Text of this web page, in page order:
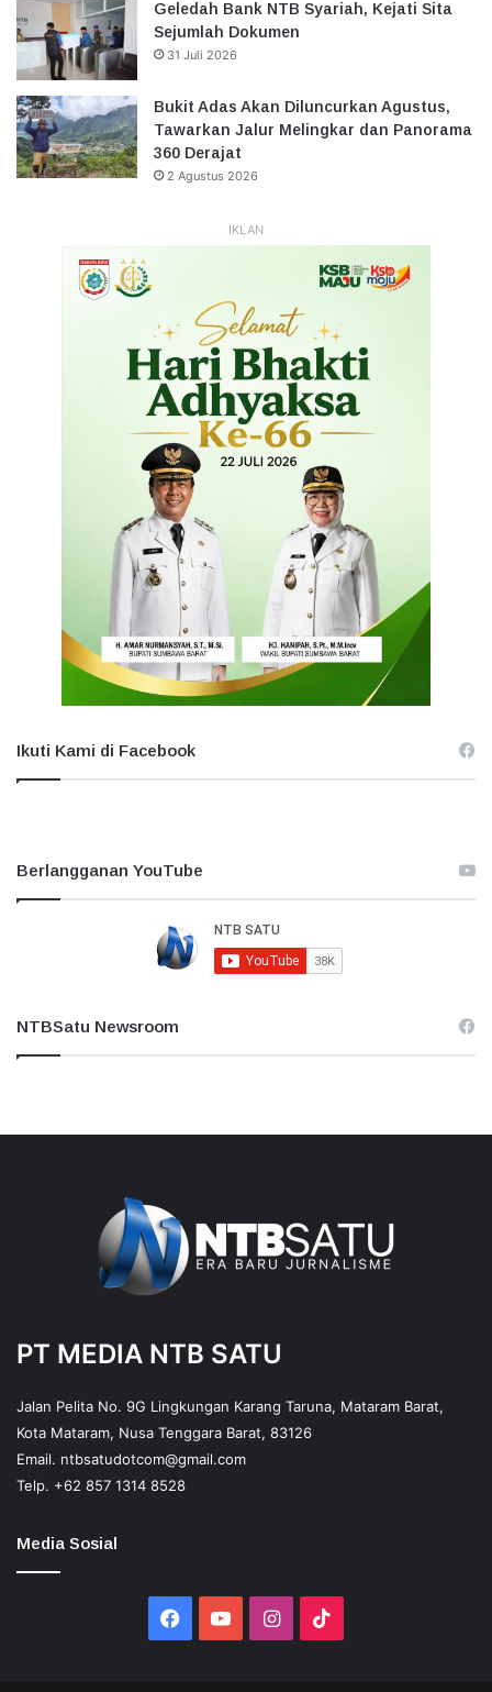
Geledah Bank NTB Syariah, Kejati Sita
Sejumlah Dokumen
31 Juli 2026
Bukit Adas Akan Diluncurkan Agustus,
Tawarkan Jalur Melingkar dan Panorama
360 Derajat
2 Agustus 2026
IKLAN
Ikuti Kami di Facebook
Berlangganan YouTube
NTBSatu Newsroom
PT MEDIA NTB SATU
Jalan Pelita No. 9G Lingkungan Karang Taruna, Mataram Barat,
Kota Mataram, Nusa Tenggara Barat, 83126
Email. ntbsatudotcom@gmail.com
Telp. +62 857 1314 8528
Media Sosial
Facebook
YouTubeInstagram